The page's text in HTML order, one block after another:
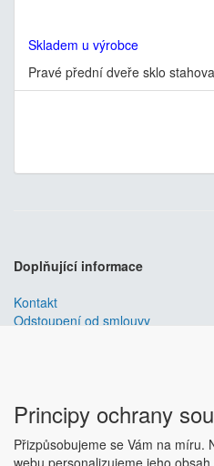
Skladem u výrobce
Pravé přední dveře sklo
Doplňující informace
Kontakt
Odstoupení od smlouvy
je nejlepším
ESHOP dodáváme
responzivní šablonou, která se dá
Principy ochrany
Přizpůsobujeme se Vám na míru.
webu personalizujeme jeho